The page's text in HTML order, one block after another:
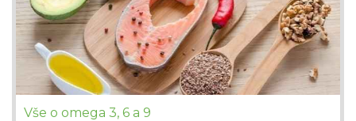
Vše o omega 3, 6 a 9